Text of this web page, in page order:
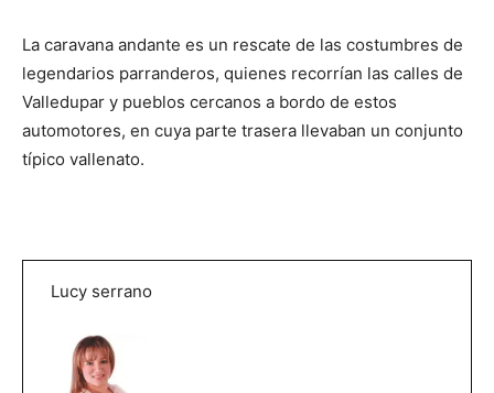
La caravana andante es un rescate de las costumbres de
legendarios parranderos, quienes recorrían las calles de
Valledupar y pueblos cercanos a bordo de estos
automotores, en cuya parte trasera llevaban un conjunto
típico vallenato.
Lucy serrano